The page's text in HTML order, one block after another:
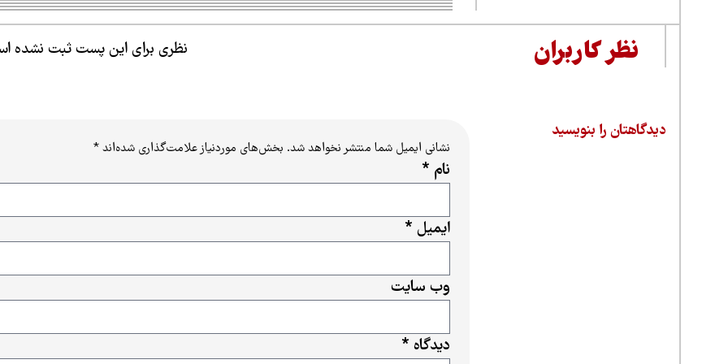
نظر کاربران نظری برای این پست ثبت نشده
دیدگاهتان را بنویسید
نشانی ایمیل شما منتشر نخواهد شد. بخش‌های موردنیاز علامت‌گذاری شده‌اند*
دیدگاه *
نام *
ایمیل *
وب‌ سایت